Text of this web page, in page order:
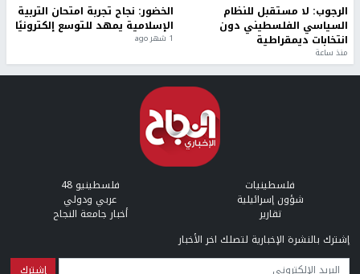
الرجوب: لا مستقبل للنظام
السياسي الفلسطيني دون
انتخابات ديمقراطية
منذ ساعة
الخضور: نجاح تجربة امتحان التربية
الإسلامية يمهد للتوسع إلكترونيًا
1 شهر ago
فلسطينيات فلسطينيو 48
شؤون إسرائيلية عربي ودولي
تقارير
أخبار جامعة النجاح
إشترك بالنشرة الإخبارية لتصلك اخر الأخبار
البريد الإلكتروني